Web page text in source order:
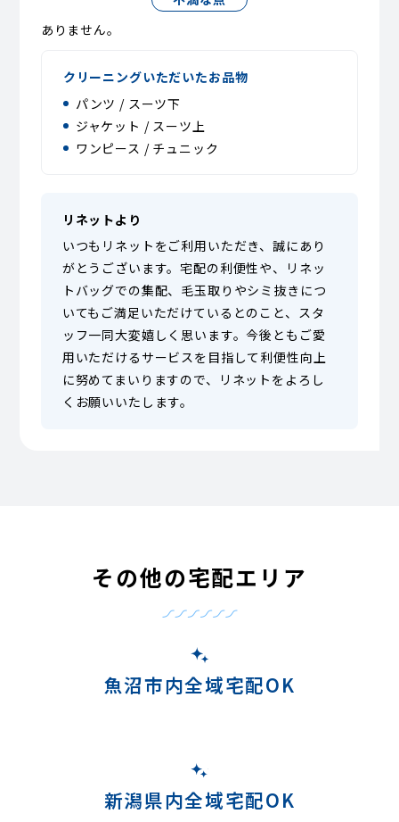
ありません。
クリーニングいただいたお品物
パンツ / スーツ下
ジャケット / スーツ上
ワンピース / チュニック
リネットより
いつもリネットをご利用いただき、誠にあり
がとうございます。宅配の利便性や、リネッ
トバッグでの集配、毛玉取りやシミ抜きにつ
いてもご満足いただけているとのこと、スタ
ッフ一同大変嬉しく思います。今後ともご愛
用いただけるサービスを目指して利便性向上
に努めてまいりますので、リネットをよろし
くお願いいたします。
その他の宅配エリア
魚沼市内全域宅配OK
新潟県内全域宅配OK